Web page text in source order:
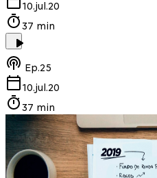
10.jul.20
37 min
Ep.25
10.jul.20
37 min